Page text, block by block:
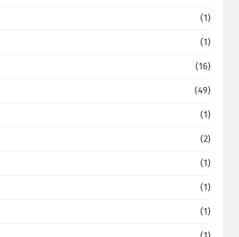
(1)
(1)
(16)
(49)
(1)
(2)
(1)
(1)
(1)